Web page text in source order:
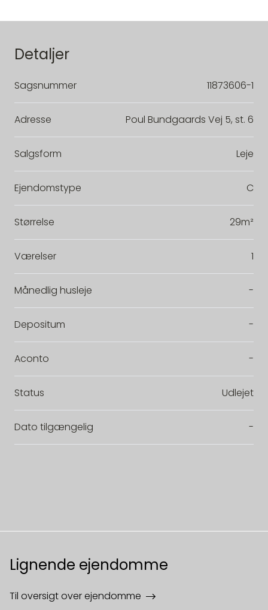
Detaljer
Sagsnummer 11873606-1
Adresse Poul Bundgaards Vej 5, st. 6
Salgsform Leje
Ejendomstype C
Størrelse 29m²
Værelser 1
Månedlig husleje -
Depositum -
Aconto -
Status Udlejet
Dato tilgængelig -
Lignende ejendomme
Til oversigt over ejendomme